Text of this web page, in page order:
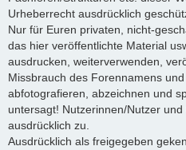
Urheberrecht ausdrücklich
Nur für Euren privaten, nicht-
das hier veröffentlichte Material
ausdrucken, weiterverwenden,
Missbrauch des Forennamens
abfotografieren, abzeichnen und
untersagt! Nutzerinnen/Nutzer
ausdrücklich zu.
Ausdrücklich als freigegeben